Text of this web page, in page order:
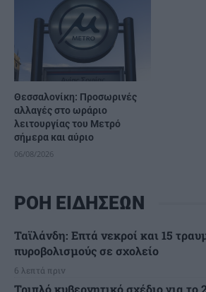
Θεσσαλονίκη: Προσωρινές
αλλαγές στο ωράριο
λειτουργίας του Μετρό
σήμερα και αύριο
06/08/2026
ΡΟΗ ΕΙΔΗΣΕΩΝ
Ταϊλάνδη: Επτά νεκροί και 15
πυροβολισμούς σε σχολείο
6 λεπτά πριν
Τριπλό κυβερνητικό σχέδιο για το